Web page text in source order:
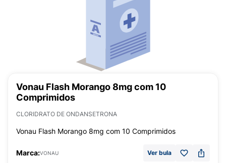
Vonau Flash Morango 8mg com 10
Comprimidos
CLORIDRATO DE ONDANSETRONA
Vonau Flash Morango 8mg com 10 Comprimidos
Marca:VONAU Ver bula